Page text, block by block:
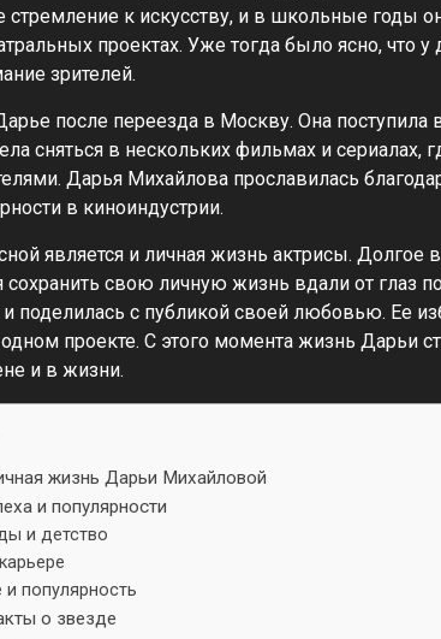
стремление к искусству, и в школьные годы
проектах. Уже тогда было ясно, что
зрителей.
после переезда в Москву. Она поступила
сняться в нескольких фильмах и сериалах,
Дарья Михайлова прославилась
в киноиндустрии.
является и личная жизнь актрисы.
сохранить свою личную жизнь вдали от глаз
поделилась с публикой своей любовью. Ее
проекте. С этого момента жизнь Дарьи
и в жизни.
жизнь Дарьи Михайловой
и популярности
и детство
и популярность
о звезде